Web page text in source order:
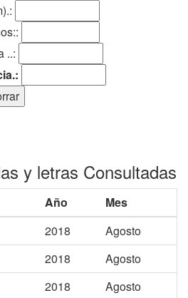
..:
y letras Consultadas
Año
Mes
2018
Agosto
2018
Agosto
2018
Agosto